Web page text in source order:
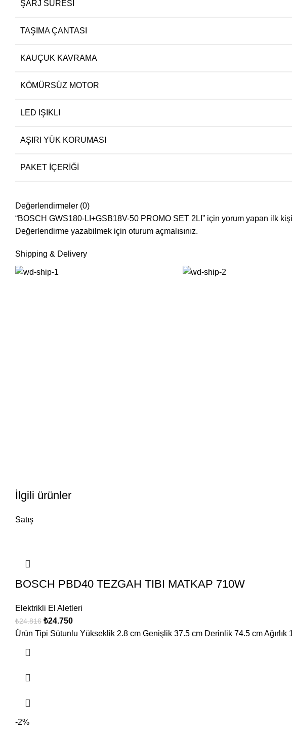
ŞARJ SÜRESI
TAŞIMA ÇANTASI
KAUÇUK KAVRAMA
KÖMÜRSÜZ MOTOR
LED IŞIKLI
AŞIRI YÜK KORUMASI
PAKET İÇERIĞI
Değerlendirmeler (0)
“BOSCH GWS180-LI+GSB18V-50 PROMO SET 2LI” için yorum yapan ilk
Değerlendirme yazabilmek için oturum açmalısınız.
Shipping & Delivery
İlgili ürünler
Satış
BOSCH PBD40 TEZGAH TIBI MATKAP 710W
Elektrikli El Aletleri
₺24.816 ₺24.750
Ürün Tipi Sütunlu Yükseklik 2.8 cm Genişlik 37.5 cm Derinlik 74.5 cm
-2%